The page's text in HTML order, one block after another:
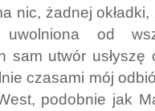
nic, żadnej
od
sam utwór usłyszę
czasami mój
podobnie jak